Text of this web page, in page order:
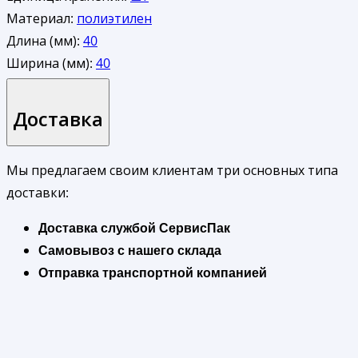
Материал: полиэтилен
Длина (мм): 40
Ширина (мм): 40
Доставка
Мы предлагаем своим клиентам три основных типа
доставки:
Доставка службой СервисПак
Самовывоз с нашего склада
Отправка транспортной компанией